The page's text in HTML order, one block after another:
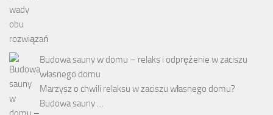
Budowa sauny w domu – relaks i odprężenie w zaciszu
własnego domu
Marzysz o chwili relaksu w zaciszu własnego domu?
Budowa sauny …